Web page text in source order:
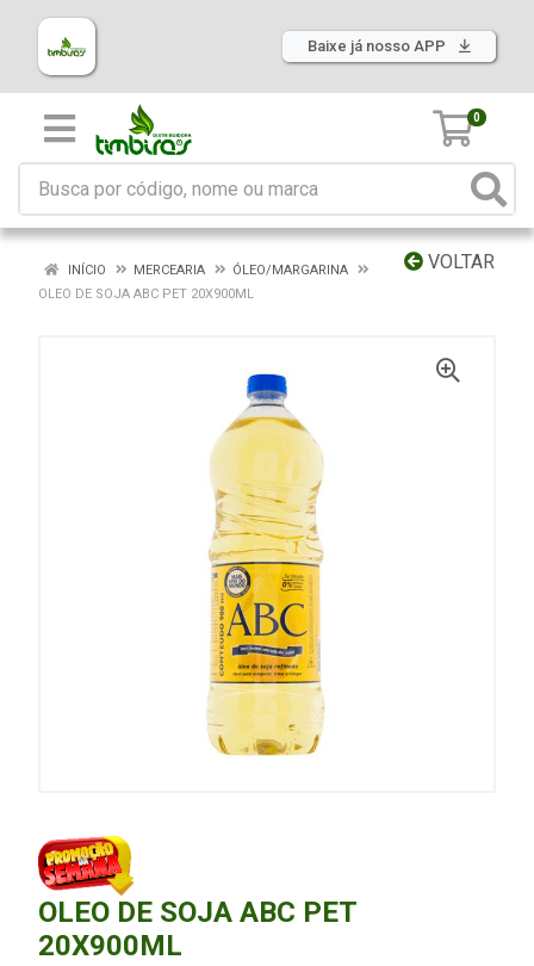
Baixe já nosso APP
0
VOLTAR
INÍCIO MERCEARIA
ÓLEO/MARGARINA
OLEO DE SOJA ABC PET 20X900ML
OLEO DE SOJA ABC PET
20X900ML